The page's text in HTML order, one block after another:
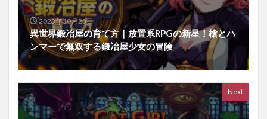
2023年10月23日
異世界鍛冶屋の育て方｜放置系RPGの新星！槍とハ
ンマーで無双する鍛冶屋少女の冒険
Next